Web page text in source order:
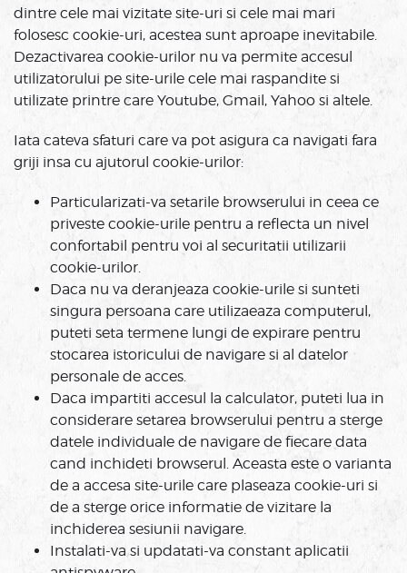
dintre cele mai vizitate site-uri si cele mai mari
folosesc cookie-uri, acestea sunt aproape inevitabile.
Dezactivarea cookie-urilor nu va permite accesul
utilizatorului pe site-urile cele mai raspandite si
utilizate printre care Youtube, Gmail, Yahoo si altele.
Iata cateva sfaturi care va pot asigura ca navigati fara
griji insa cu ajutorul cookie-urilor:
Particularizati-va setarile browserului in ceea ce
priveste cookie-urile pentru a reflecta un nivel
confortabil pentru voi al securitatii utilizarii
cookie-urilor.
Daca nu va deranjeaza cookie-urile si sunteti
singura persoana care utilizaeaza computerul,
puteti seta termene lungi de expirare pentru
stocarea istoricului de navigare si al datelor
personale de acces.
Daca impartiti accesul la calculator, puteti lua in
considerare setarea browserului pentru a sterge
datele individuale de navigare de fiecare data
cand inchideti browserul. Aceasta este o varianta
de a accesa site-urile care plaseaza cookie-uri si
de a sterge orice informatie de vizitare la
inchiderea sesiunii navigare.
Instalati-va si updatati-va constant aplicatii